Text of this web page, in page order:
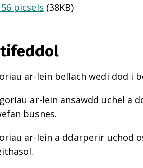
picsels (38KB)
ar-lein bellach wedi dod i
ar-lein ansawdd uchel a
busnes.
ar-lein a ddarperir uchod